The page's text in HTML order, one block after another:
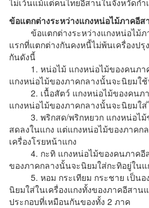
ข้อแตกต่างระหว่างแกงหน่อไม้ภาคอี
ข้อแตกต่างระหว่างแกงหน่อไม้ภา
แรกที่แตกต่างกันคงหนี้ไม่พ้นเครื่องป
กันดังนี้
1. หน่อไม้ แกงหน่อไม้ของคนภา
แกงหน่อไม้ของภาคกลางนั้นจะนิยมใ
2. เนื้อสัตว์ แกงหน่อไม้ของคนภา
แกงหน่อไม้ของภาคกลางนั้นจะนิยมใ
3. พริกสด/พริกหยวก แกงหน่อไม้
สดลงในแกง แต่แกงหน่อไม้ของภาคก
เครื่องโรยหน้าแกง
4. กะทิ แกงหน่อไม้ของคนภาคอีส
ของภาคกลางนั้นจะนิยมใส่กะทิอยู่ใน
5. หอม กระเทียม กระชาย เป็นอง
นิยมใส่ในเครื่องแกงทั้งของภาคอีสาน
ประกอบที่เหมือนกันของทั้ง 2 ภาค